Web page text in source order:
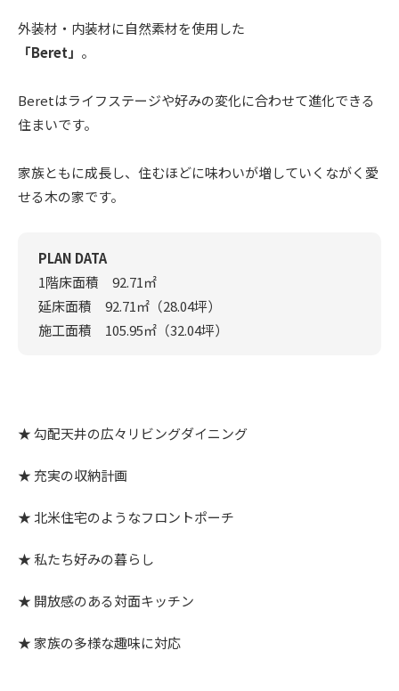
外装材・内装材に自然素材を使用した
「Beret」 。
Beretはライフステージや好みの変化に合わせて進化できる
住まいです。
家族ともに成長し、住むほどに味わいが増していくながく愛
せる木の家です。
PLAN DATA
1階床面積 92.71㎡
延床面積 92.71㎡（28.04坪）
施工面積 105.95㎡（32.04坪）
勾配天井の広々リビングダイニング
充実の収納計画
北米住宅のようなフロントポーチ
私たち好みの暮らし
開放感のある対面キッチン
家族の多様な趣味に対応